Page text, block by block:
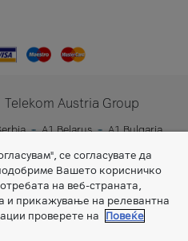
Telekom Austria Group
A1 Belarus
A1 Bulgaria
A1 Digital
се согласувате да
Вашето корисничко
на веб-страната,
и прикажување на релевантна
проверете на
Повеќе